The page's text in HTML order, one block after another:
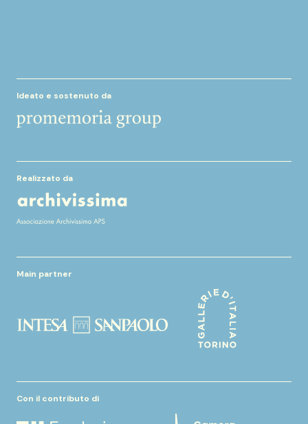
Ideato e sostenuto da
Realizzato da
Main partner
Con il contributo di